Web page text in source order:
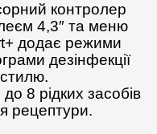
контролер
4,3″ та меню
додає режими
дезінфекції
8 рідких засобів
рецептури.